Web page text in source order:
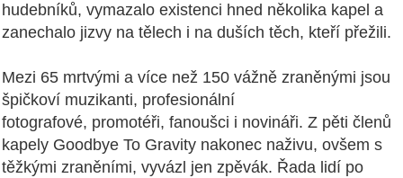
hudebníků, vymazalo existenci hned několika kapel a
zanechalo jizvy na tělech i na duších těch, kteří přežili.
Mezi 65 mrtvými a více než 150 vážně zraněnými jsou
špičkoví muzikanti, profesionální
fotografové, promotéři, fanoušci i novináři. Z pěti členů
kapely Goodbye To Gravity nakonec naživu, ovšem s
těžkými zraněními, vyvázl jen zpěvák. Řada lidí po